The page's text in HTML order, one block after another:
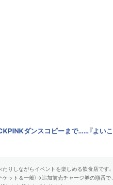
ダンスコピーまで……『よい
りしながらイベントを楽しめる飲食店です。
ット＆一般）→追加前売チャージ券の順番で